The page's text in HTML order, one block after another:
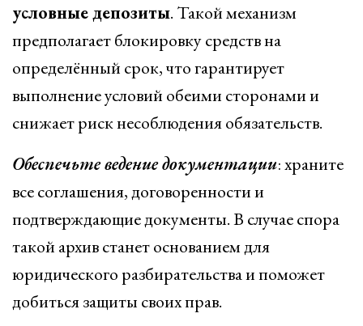
условные депозиты. Такой механизм
предполагает блокировку средств на
определённый срок, что гарантирует
выполнение условий обеими сторонами и
снижает риск несоблюдения обязательств.
Обеспечьте ведение документации: храните
все соглашения, договоренности и
подтверждающие документы. В случае спора
такой архив станет основанием для
юридического разбирательства и поможет
добиться защиты своих прав.